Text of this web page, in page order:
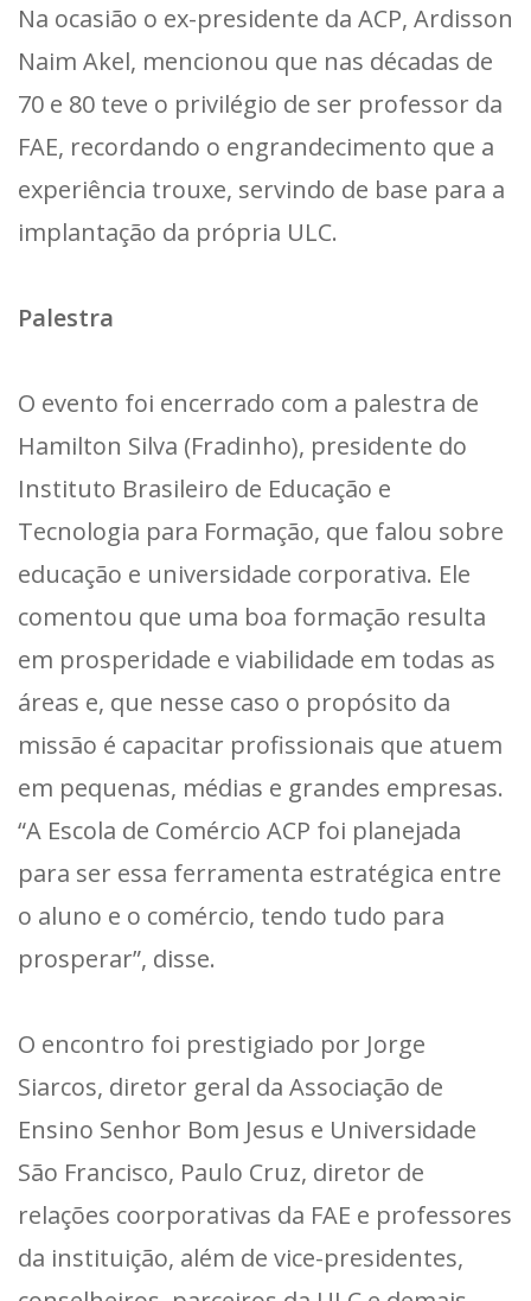
Na ocasião o ex-presidente da ACP, Ardisson
Naim Akel, mencionou que nas décadas de
70 e 80 teve o privilégio de ser professor da
FAE, recordando o engrandecimento que a
experiência trouxe, servindo de base para a
implantação da própria ULC.
Palestra
O evento foi encerrado com a palestra de
Hamilton Silva (Fradinho), presidente do
Instituto Brasileiro de Educação e
Tecnologia para Formação, que falou sobre
educação e universidade corporativa. Ele
comentou que uma boa formação resulta
em prosperidade e viabilidade em todas as
áreas e, que nesse caso o propósito da
missão é capacitar profissionais que atuem
em pequenas, médias e grandes empresas.
“A Escola de Comércio ACP foi planejada
para ser essa ferramenta estratégica entre
o aluno e o comércio, tendo tudo para
prosperar”, disse.
O encontro foi prestigiado por Jorge
Siarcos, diretor geral da Associação de
Ensino Senhor Bom Jesus e Universidade
São Francisco, Paulo Cruz, diretor de
relações coorporativas da FAE e professores
da instituição, além de vice-presidentes,